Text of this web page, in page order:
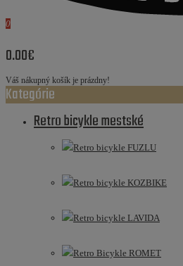
0
0.00€
Váš nákupný košík je prázdny!
Kategórie
Retro bicykle mestské
Retro bicykle FUZLU
Retro bicykle KOZBIKE
Retro bicykle LAVIDA
Retro Bicykle ROMET